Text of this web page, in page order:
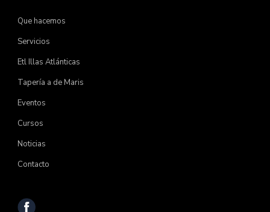
Que hacemos
Servicios
Etl Illas Atlánticas
Tapería a de Maris
Eventos
Cursos
Noticias
Contacto